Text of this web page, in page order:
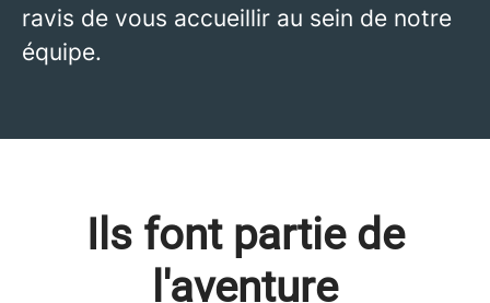
ravis de vous accueillir au sein de notre
équipe.
Ils font partie de
l'aventure